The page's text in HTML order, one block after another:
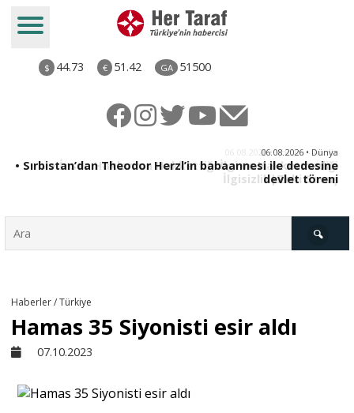
$ 44.73 € 51.42 GA 51500
06.08.2026 • Dünya
• Sırbistan’dan Theodor Herzl’in babaannesi ile dedesine
devlet töreni
Sivil Toplum
Haberler / Türkiye
Hamas 35 Siyonisti esir aldı
07.10.2023